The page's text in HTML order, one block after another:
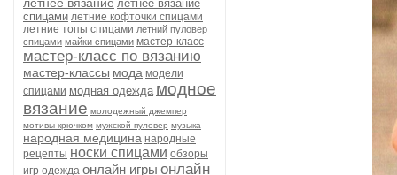
летнее вязание
спицами летние кофточки спицами
летние топы спицами летний пуловер
спицами майки спицами мастер-класс
мастер-класс по вязанию
мастер-классы мода модели
спицами модная одежда модное
вязание молодежный джемпер
мотивы крючком мужской пуловер музыка
народная медицина народные
рецепты носки спицами обзоры
игр одежда онлайн игры онлайн